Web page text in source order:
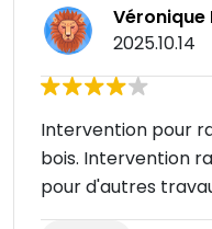
Véronique
2025.10.14
Intervention pour
bois. Intervention
pour d'autres